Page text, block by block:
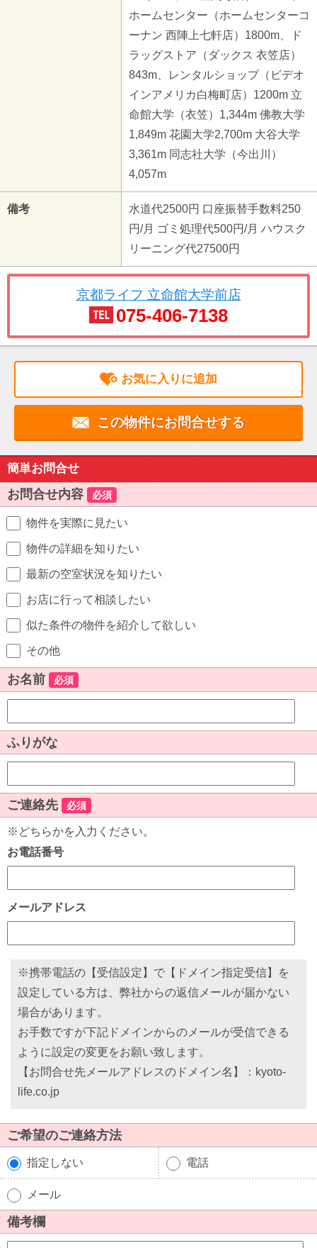
ホームセンター（ホームセンターコ
ーナン 西陣上七軒店）1800m、ド
ラッグストア（ダックス 衣笠店）
843m、レンタルショップ（ビデオ
インアメリカ白梅町店）1200m 立
命館大学（衣笠）1,344m 佛教大学
1,849m 花園大学2,700m 大谷大学
3,361m 同志社大学（今出川）
4,057m
備考
水道代2500円 口座振替手数料250
円/月 ゴミ処理代500円/月 ハウスク
リーニング代27500円
京都ライフ 立命館大学前店
075-406-7138
お気に入りに追加
この物件にお問合せする
簡単お問合せ